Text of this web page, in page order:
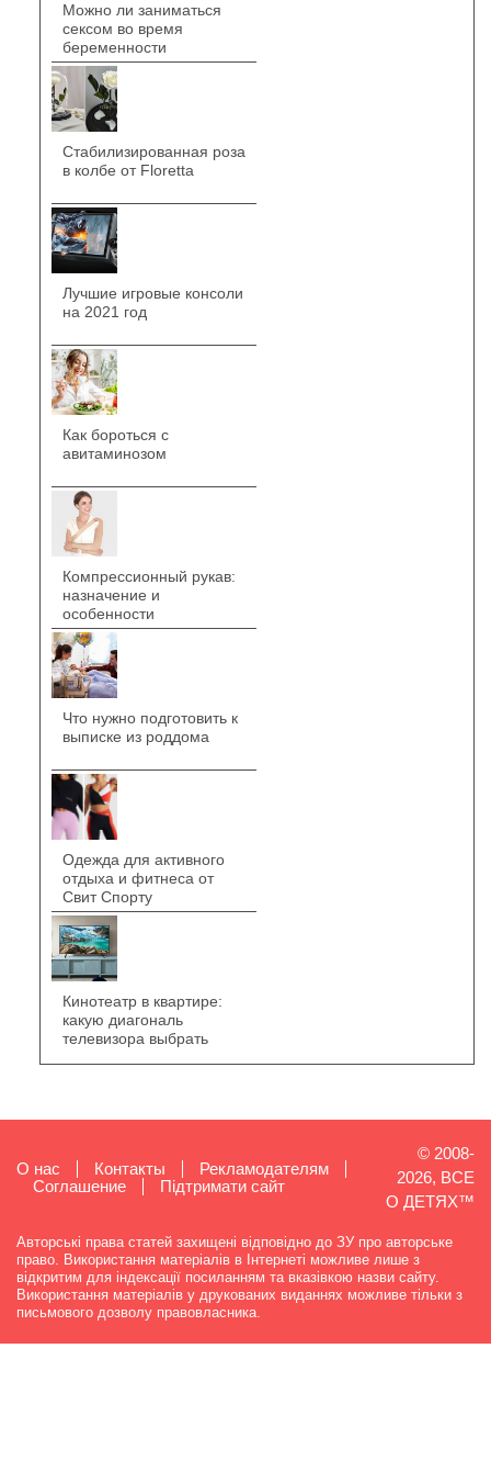
Можно ли заниматься
сексом во время
беременности
Стабилизированная роза
в колбе от Floretta
Лучшие игровые консоли
на 2021 год
Как бороться с
авитаминозом
Компрессионный рукав:
назначение и
особенности
Что нужно подготовить к
выписке из роддома
Одежда для активного
отдыха и фитнеса от
Свит Спорту
Кинотеатр в квартире:
какую диагональ
телевизора выбрать
О нас Контакты
Рекламодателям
Cоглашение
Підтримати сайт
© 2008-
2026, ВСЕ
О ДЕТЯХ™
Авторські права статей захищені відповідно до ЗУ про авторське
право. Використання матеріалів в Інтернеті можливе лише з
відкритим для індексації посиланням та вказівкою назви сайту.
Використання матеріалів у друкованих виданнях можливе тільки з
письмового дозволу правовласника.